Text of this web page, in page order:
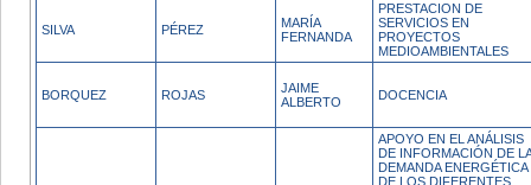
SILVA PÉREZ
MARÍA
FERNANDA
PRESTACION DE
SERVICIOS EN
PROYECTOS
MEDIOAMBIENTALES
BORQUEZ ROJAS
JAIME
ALBERTO
DOCENCIA
APOYO EN EL ANÁLISIS
DE INFORMACIÓN DE
DEMANDA ENERGÉTICA
DE LOS DIFERENTES